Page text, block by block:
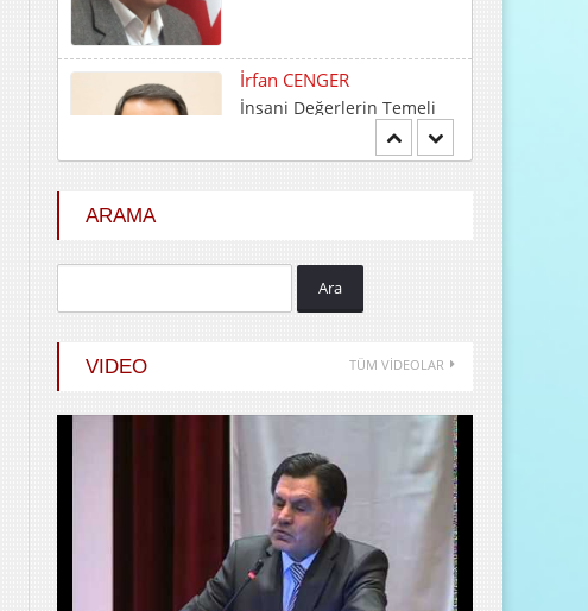
Mehmet BOZDEMİR
YENİ DÜNYA DÜZENİNDE
Hayrani ALTINDAŞ
ARAMA
VIDEO